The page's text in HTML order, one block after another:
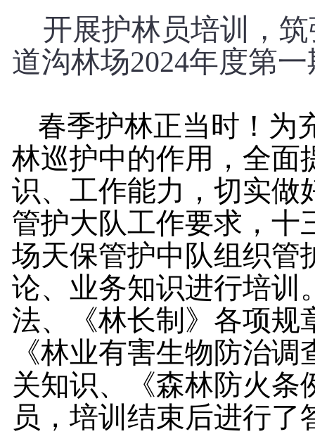
开展护林员培训，
道沟林场2024年度第一
春季护林正当时！为
林巡护中的作用， 全面
识、工作能力，切实做
管护大队工作要求，十
场天保管护中队组织管
论、业务知识进行培训
法、《林长制》各项规
《林业有害生物防治
关知识、《森林防火条
员，培训结束后进行了